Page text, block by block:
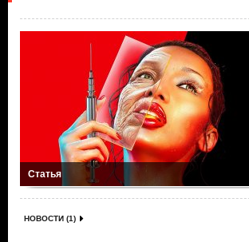
Статья
НОВОСТИ (1)